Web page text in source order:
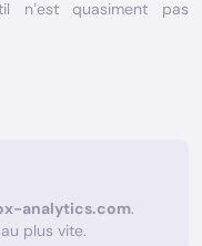
n’est quasiment pas
analytics.com.
plus vite.